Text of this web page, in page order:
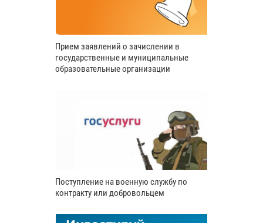
Прием заявлений о зачислении в
государственные и муниципальные
образовательные организации
Поступление на военную службу по
контракту или добровольцем